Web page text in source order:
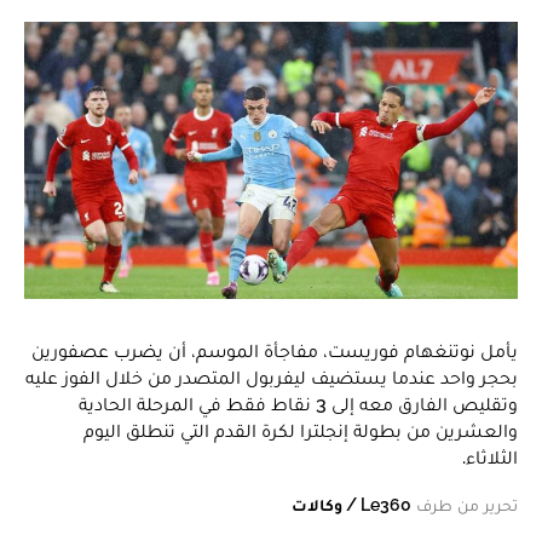
يأمل نوتنغهام فوريست، مفاجأة الموسم، أن يضرب عصفورين
بحجر واحد عندما يستضيف ليفربول المتصدر من خلال الفوز عليه
وتقليص الفارق معه إلى 3 نقاط فقط في المرحلة الحادية
والعشرين من بطولة إنجلترا لكرة القدم التي تنطلق اليوم
الثلاثاء.
تحرير من طرف Le360 / وكالات